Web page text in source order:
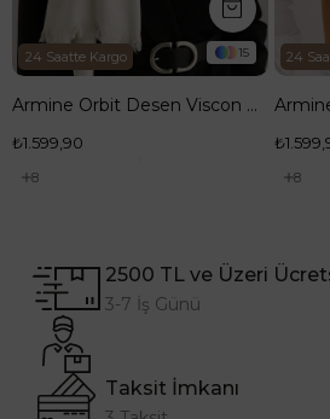
15
Kargo
Armine Orbit Desen Viscon Şal 10
24 Saatte Kargo
2500 TL ve Üzeri
3-7 İş Günü
Taksit İmkanı